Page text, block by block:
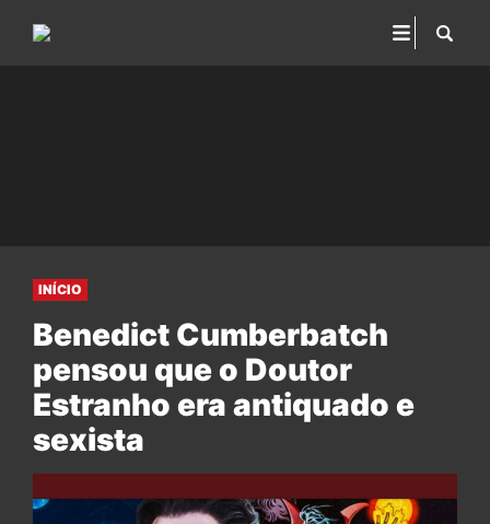
INÍCIO
Benedict Cumberbatch
pensou que o Doutor
Estranho era antiquado e
sexista